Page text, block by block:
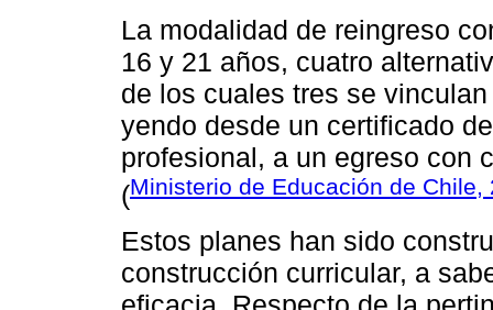
La modalidad de reingreso
16 y 21 años, cuatro
de los cuales tres se
yendo desde un certificado
profesional, a un egreso con
(Ministerio de Educación de Chile,
Estos planes han sido
construcción curricular, a